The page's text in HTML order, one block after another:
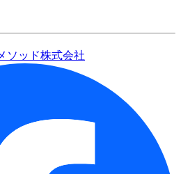
ソッド株式会社